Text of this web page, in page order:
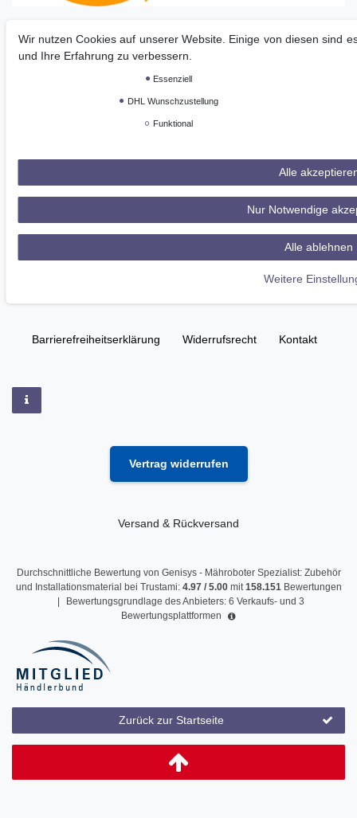
Barrierefreiheitserklärung Widerrufs­recht Kontakt
Vertrag widerrufen
Versand & Rückversand
Durchschnittliche Bewertung von Genisys - Mähroboter Spezialist: Zubehör
und Installationsmaterial bei Trustami: 4.97/ 5.00mit 158.151 Bewertungen
|
Bewertungsgrundlage des Anbieters: 6 Verkaufs- und 3
Bewertungsplattformen
Zurück zur Startseite
Wir nutzen Cookies auf unserer Website. Einige von diesen sind
und Ihre Erfahrung zu verbessern.
Essenziell
DHL Wunschzustellung
Funktional
Alle
Nur Notwendige
Alle ablehnen
Weitere